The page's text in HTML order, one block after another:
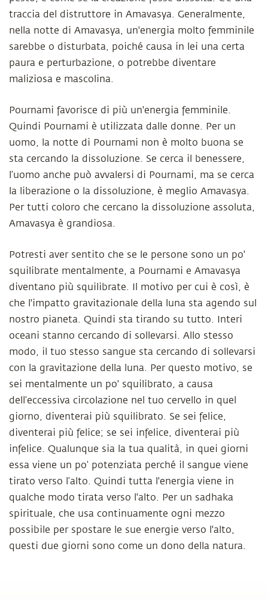
traccia del distruttore in Amavasya. Generalmente,
nella notte di Amavasya, un'energia molto femminile
sarebbe o disturbata, poiché causa in lei una certa
paura e perturbazione, o potrebbe diventare
maliziosa e mascolina.
Pournami favorisce di più un'energia femminile.
Quindi Pournami è utilizzata dalle donne. Per un
uomo, la notte di Pournami non è molto buona se
sta cercando la dissoluzione. Se cerca il benessere,
l’uomo anche può avvalersi di Pournami, ma se cerca
la liberazione o la dissoluzione, è meglio Amavasya.
Per tutti coloro che cercano la dissoluzione assoluta,
Amavasya è grandiosa.
Potresti aver sentito che se le persone sono un po'
squilibrate mentalmente, a Pournami e Amavasya
diventano più squilibrate. Il motivo per cui è così, è
che l'impatto gravitazionale della luna sta agendo sul
nostro pianeta. Quindi sta tirando su tutto. Interi
oceani stanno cercando di sollevarsi. Allo stesso
modo, il tuo stesso sangue sta cercando di sollevarsi
con la gravitazione della luna. Per questo motivo, se
sei mentalmente un po' squilibrato, a causa
dell’eccessiva circolazione nel tuo cervello in quel
giorno, diventerai più squilibrato. Se sei felice,
diventerai più felice; se sei infelice, diventerai più
infelice. Qualunque sia la tua qualità, in quei giorni
essa viene un po’ potenziata perché il sangue viene
tirato verso l’alto. Quindi tutta l'energia viene in
qualche modo tirata verso l'alto. Per un sadhaka
spirituale, che usa continuamente ogni mezzo
possibile per spostare le sue energie verso l'alto,
questi due giorni sono come un dono della natura.